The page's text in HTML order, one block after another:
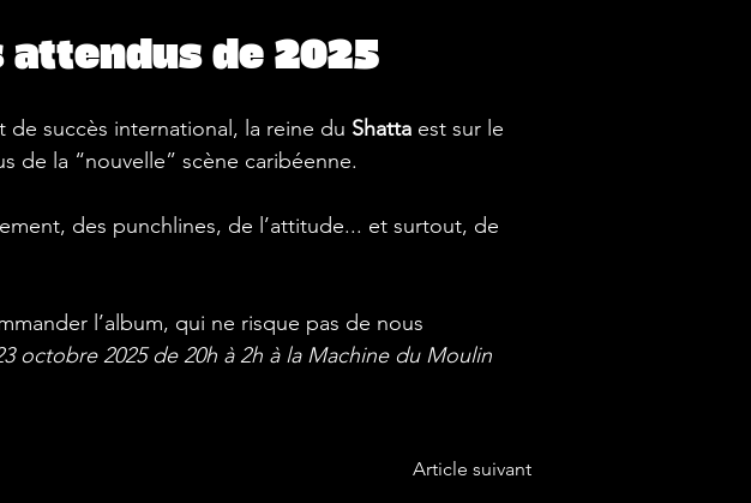
attendus de 2025
succès international, la reine du Shatta est sur le
de la “nouvelle” scène caribéenne.
des punchlines, de l’attitude... et surtout, de
l’album, qui ne risque pas de nous
octobre 2025 de 20h à 2h à la Machine du Moulin
Article suivant